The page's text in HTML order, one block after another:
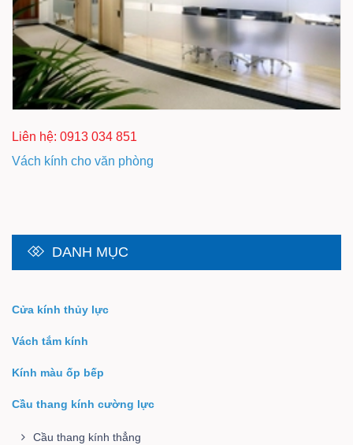
DANH MỤC
Cửa kính thủy lực
Vách tắm kính
Kính màu ốp bếp
Cầu thang kính cường lực
Cầu thang kính thẳng
Liên hệ: 0913 034 851
Vách kính cho văn phòng